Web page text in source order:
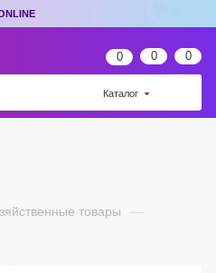
0 0 0
Каталог
товары —